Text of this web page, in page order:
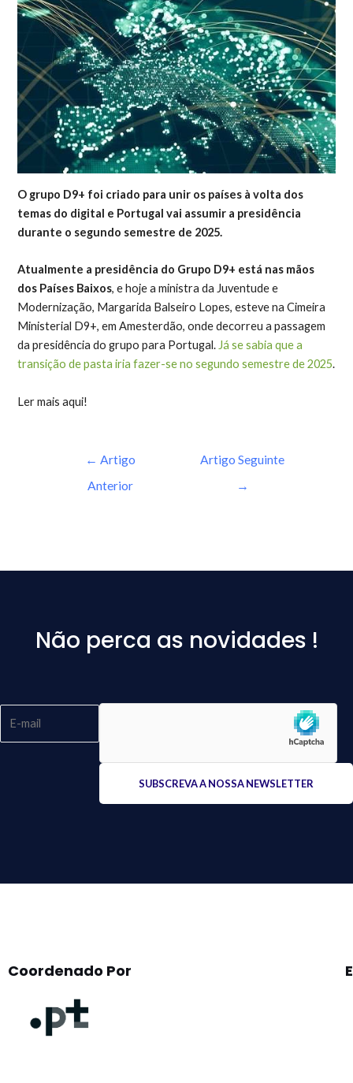
O grupo D9+ foi criado para unir os países à volta dos
temas do digital e Portugal vai assumir a presidência
durante o segundo semestre de 2025.
Atualmente a presidência do Grupo D9+ está nas mãos
dos Países Baixos, e hoje a ministra da Juventude e
Modernização, Margarida Balseiro Lopes, esteve na Cimeira
Ministerial D9+, em Amesterdão, onde decorreu a passagem
da presidência do grupo para Portugal. Já se sabia que a
transição de pasta iria fazer-se no segundo semestre de 2025.
Ler maisaqui!
← Artigo
Anterior
Artigo Seguinte
→
Não perca as novidades !
Coordenado Por